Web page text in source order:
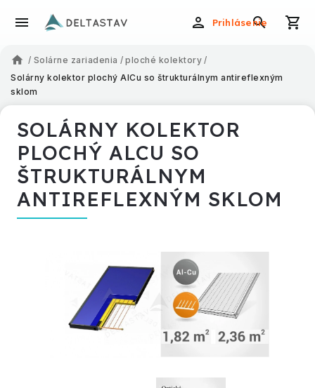
Prihlásenie
/ Solárne zariadenia / ploché kolektory /
Solárny kolektor plochý AlCu so štrukturálnym antireflexným
sklom
SOLÁRNY KOLEKTOR
PLOCHÝ ALCU SO
ŠTRUKTURÁLNYM
ANTIREFLEXNÝM SKLOM